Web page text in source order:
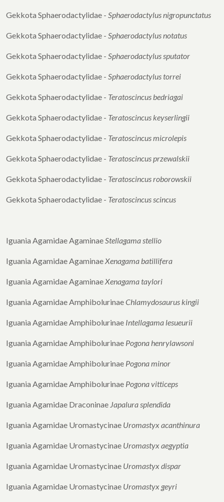
Gekkota Sphaerodactylidae - Sphaerodactylus nigropunctatus
Gekkota Sphaerodactylidae - Sphaerodactylus notatus
Gekkota Sphaerodactylidae - Sphaerodactylus sputator
Gekkota Sphaerodactylidae - Sphaerodactylus torrei
Gekkota Sphaerodactylidae - Teratoscincus bedriagai
Gekkota Sphaerodactylidae - Teratoscincus keyserlingii
Gekkota Sphaerodactylidae - Teratoscincus microlepis
Gekkota Sphaerodactylidae - Teratoscincus przewalskii
Gekkota Sphaerodactylidae - Teratoscincus roborowskii
Gekkota Sphaerodactylidae - Teratoscincus scincus
Iguania Agamidae Agaminae Stellagama stellio
Iguania Agamidae Agaminae Xenagama batillifera
Iguania Agamidae Agaminae Xenagama taylori
Iguania Agamidae AmphibolurinaeChlamydosaurus kingii
Iguania Agamidae Amphibolurinae Intellagama lesueurii
Iguania Agamidae Amphibolurinae Pogona henrylawsoni
Iguania Agamidae Amphibolurinae Pogona minor
Iguania Agamidae Amphibolurinae Pogona vitticeps
Iguania Agamidae Draconinae Japalura splendida
Iguania Agamidae Uromastycinae Uromastyx acanthinura
Iguania Agamidae Uromastycinae Uromastyx aegyptia
Iguania Agamidae Uromastycinae Uromastyx dispar
Iguania Agamidae Uromastycinae Uromastyx geyri